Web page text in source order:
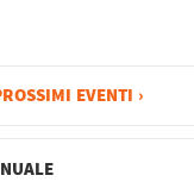
EVENTI ›